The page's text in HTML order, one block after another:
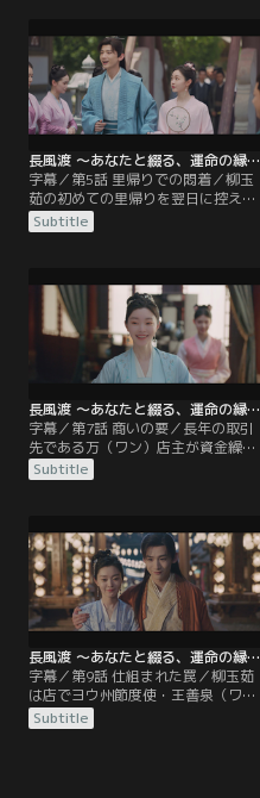
室・張月児（チャン・ユエアル）
が、主だった結納品がすべて柳玉茹
の名義になっていることに不満をあ
らわにするが、それは柳家の状況を
察した顧九思の心遣いだった。
長風渡 ～あなたと綴る、運命の縁～ 第05話／字幕
字幕／第5話 里帰りでの悶着／柳玉
茹の初めての里帰りを翌日に控え、
柳家では張月児が妓楼での玉茹の振
る舞いを当主・柳宣（リウ・シュエ
た柳宣は、柳玉茹のしつけがなって
いないとして正妻の蘇婉に罰を与え
る。翌日、柳家を訪れた柳玉茹と顧
九思は両親らとなごやかに歓談する
Subtitle
長風渡 ～あなたと綴る、運命の縁～ 第07話／字幕
字幕／第7話 商いの要／長年の取引
先である万（ワン）店主が資金繰り
に窮していることを知った柳玉茹
は、機転を利かせて取引を助ける。
九思は笑顔で見守るが、十分に稼い
だら望みどおり離縁すると言われて
心中は複雑だ。そして翌日、2人の
前に、かつて柳玉茹の想い人だった
葉世安が現れる。
Subtitle
長風渡 ～あなたと綴る、運命の縁～ 第09話／字幕
字幕／第9話 仕組まれた罠／柳玉茹
は店でヨウ州節度使・王善泉（ワ
ン・シャンチュエン）の息子・王栄
（ワン・ロン）に絡まれる。駆けつ
Subtitle